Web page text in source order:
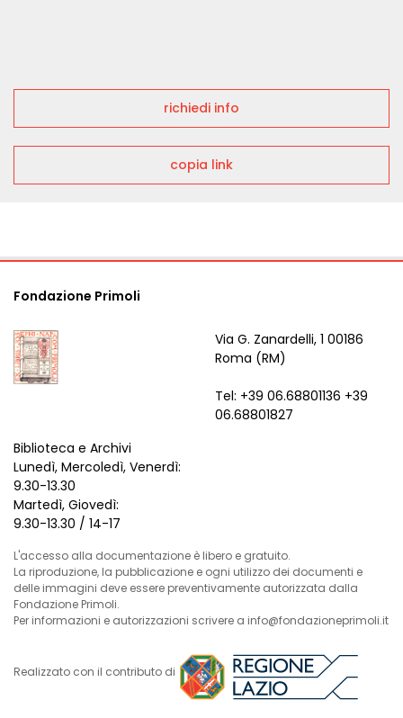
richiedi info
copia link
Fondazione Primoli
Via G. Zanardelli, 1 00186
Roma (RM)
Tel: +39 06.68801136 +39
06.68801827
Biblioteca e Archivi
Lunedì, Mercoledì, Venerdì:
9.30-13.30
Martedì, Giovedì:
9.30-13.30 / 14-17
L'accesso alla documentazione è libero e gratuito.
La riproduzione, la pubblicazione e ogni utilizzo dei documenti e
delle immagini deve essere preventivamente autorizzata dalla
Fondazione Primoli.
Per informazioni e autorizzazioni scrivere a info@fondazioneprimoli.it
Realizzato con il contributo di